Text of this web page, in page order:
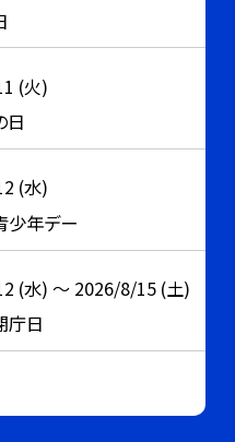
(火)
日
(水)
少年デー
(水) ～ 2026/8/15 (土)
庁日